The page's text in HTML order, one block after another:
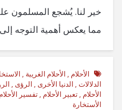
خير لنا. يُشجع المسلمون
مما يعكس أهمية التوجه
الأحلام , الأحلام الغريبة ,
الدلالات , الدنيا الأخرى , الرؤى ,
الأحلام , تعبير الأحلام , تفسير الأحلام
الأستخارة